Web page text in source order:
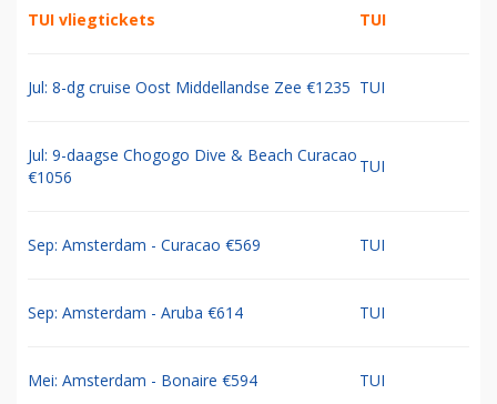
TUI vliegtickets TUI
Jul: 8-dg cruise Oost Middellandse Zee €1235 TUI
Jul: 9-daagse Chogogo Dive & Beach Curacao
€1056
TUI
Sep: Amsterdam - Curacao €569 TUI
Sep: Amsterdam - Aruba €614 TUI
Mei: Amsterdam - Bonaire €594 TUI